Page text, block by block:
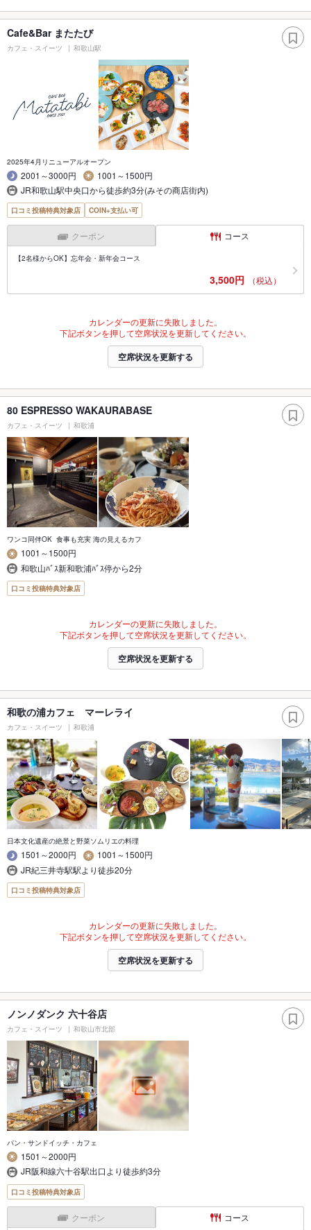
Cafe&Bar またたび
カフェ・スイーツ 和歌山駅
2025年4月リニューアルオープン
2001～3000円
1001～1500円
JR和歌山駅中央口から徒歩約3分(みその商店街内)
口コミ投稿特典対象店 COIN+支払い可
クーポン コース
【2名様からOK】忘年会・新年会コース
3,500円 （税込）
カレンダーの更新に失敗しました。
下記ボタンを押して空席状況を更新してください。
空席状況を更新する
80 ESPRESSO WAKAURABASE
カフェ・スイーツ 和歌浦
ワンコ同伴OK 食事も充実 海の見えるカフ
1001～1500円
和歌山ﾊﾞｽ新和歌浦ﾊﾞｽ停から2分
口コミ投稿特典対象店
カレンダーの更新に失敗しました。
下記ボタンを押して空席状況を更新してください。
空席状況を更新する
和歌の浦カフェ マーレライ
カフェ・スイーツ 和歌浦
日本文化遺産の絶景と野菜ソムリエの料理
1501～2000円
1001～1500円
JR紀三井寺駅駅より徒歩20分
口コミ投稿特典対象店
カレンダーの更新に失敗しました。
下記ボタンを押して空席状況を更新してください。
空席状況を更新する
ノンノダンク 六十谷店
カフェ・スイーツ 和歌山市北部
パン・サンドイッチ・カフェ
1501～2000円
JR阪和線六十谷駅出口より徒歩約3分
口コミ投稿特典対象店
クーポン コース